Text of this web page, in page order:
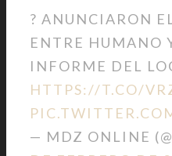
? ANUNCIARON
ENTRE HUMANO
INFORME DEL
HTTPS://T.CO/
— MDZ ONLINE